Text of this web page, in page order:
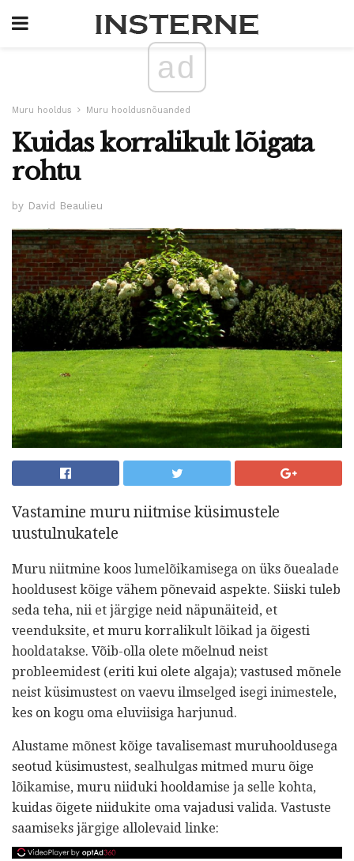
ad
Muru hooldus Muru hooldusnõuanded
Kuidas korralikult lõigata
rohtu
by David Beaulieu
Vastamine muru niitmise küsimustele
uustulnukatele
Muru niitmine koos lumelõikamisega on üks õuealade
hooldusest kõige vähem põnevaid aspekte. Siiski tuleb
seda teha, nii et järgige neid näpunäiteid, et
veenduksite, et muru korralikult lõikad ja õigesti
hooldatakse. Võib-olla olete mõelnud neist
probleemidest (eriti kui olete algaja); vastused mõnele
neist küsimustest on vaevu ilmselged isegi inimestele,
kes on kogu oma eluviisiga harjunud.
Alustame mõnest kõige tavalisemast muruhooldusega
seotud küsimustest, sealhulgas mitmed muru õige
lõikamise, muru niiduki hooldamise ja selle kohta,
kuidas õigete niidukite oma vajadusi valida. Vastuste
saamiseks järgige allolevaid linke: